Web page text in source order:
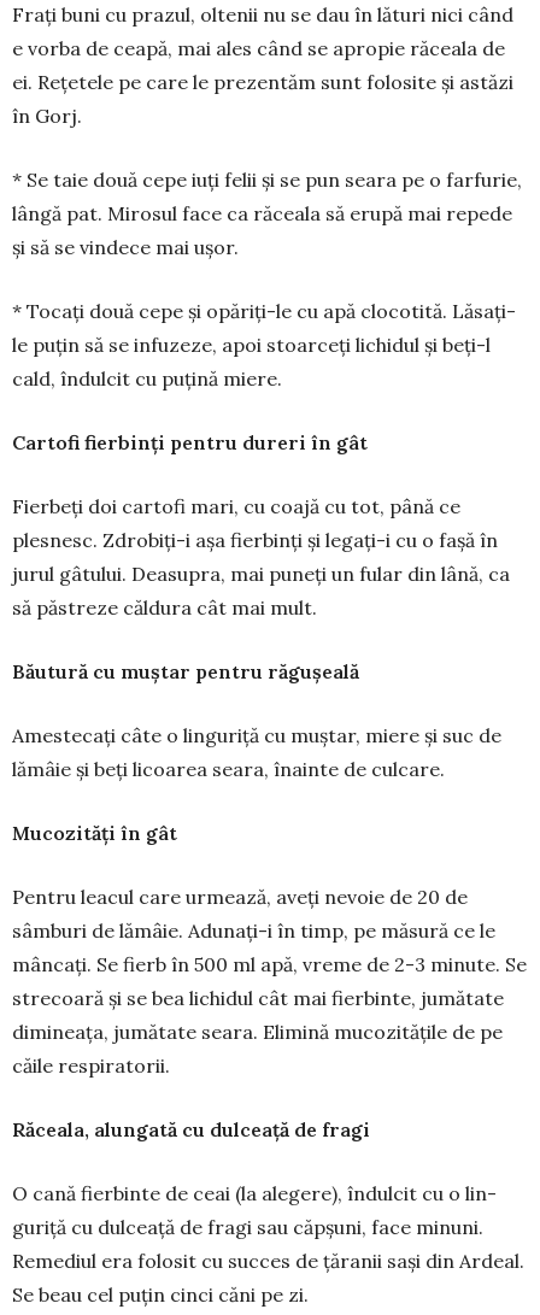
Frați buni cu prazul, oltenii nu se dau în lături nici când
e vorba de ceapă, mai ales când se apropie răcea­la de
ei. Rețetele pe care le prezentăm sunt folosite și astăzi
în Gorj.
* Se taie două cepe iuți felii și se pun seara pe o farfurie,
lângă pat. Mirosul face ca răceala să erupă mai repede
și să se vindece mai ușor.
* Tocați două cepe și opăriți-le cu apă clocotită. Lăsați-
le puțin să se infuzeze, apoi stoarceți lichidul și beți-l
cald, îndulcit cu puțină miere.
Cartofi fierbinți pentru dureri în gât
Fierbeți doi cartofi mari, cu coa­jă cu tot, până ce
plesnesc. Zdrobi­ți-i așa fierbinți și legați-i cu o fașă în
jurul gâtului. Deasu­pra, mai pu­neți un fular din lână, ca
să păstreze căldura cât mai mult.
Băutură cu muștar pentru răgușeală
Amestecați câte o lin­gu­riță cu muștar, miere și suc de
lămâie și beți licoarea seara, înainte de culcare.
Mucozități în gât
Pentru leacul care ur­mea­ză, aveți nevoie de 20 de
sâmburi de lă­mâie. Adu­nați-i în timp, pe mă­sură ce le
mân­­cați. Se fierb în 500 ml apă, vre­­me de 2-3 mi­nu­te. Se
strecoară și se bea lichidul cât mai fier­binte, jumătate
dimi­nea­­ța, jumătate seara. Elimină mucozi­tățile de pe
căile respiratorii.
Răceala, alungată cu dulceață de fragi
O cană fierbinte de ceai (la alegere), îndulcit cu o lin­
guriță cu dulceață de fragi sau căpșuni, face mi­nuni.
Remediul era folosit cu succes de țăranii sași din Ar­deal.
Se beau cel puțin cinci căni pe zi.